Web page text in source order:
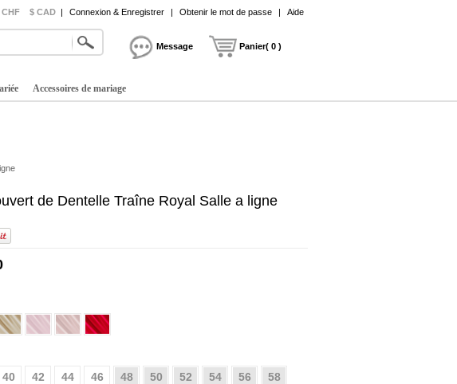
CHF $ CAD | Connexion & Enregistrer | Obtenir le mot de passe | Aide
Message Panier( 0 )
Accessoires de mariage
de Dentelle Traîne Royal Salle a ligne
40 42 44 46 48 50 52 54 56
58